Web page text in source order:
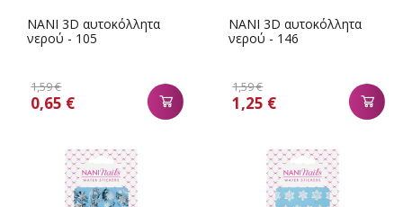
NANI 3D αυτοκόλλητα
νερού - 105
1,59 €
0,65 €
NANI 3D αυτοκόλλητα
νερού - 146
1,59 €
1,25 €